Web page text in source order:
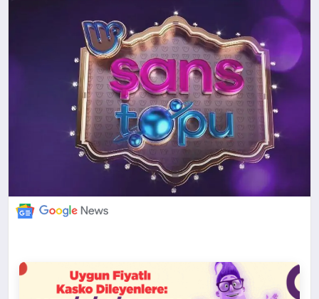
BILIM VE TEKNOLOJI
OTOMOBIL
İLETIŞIM